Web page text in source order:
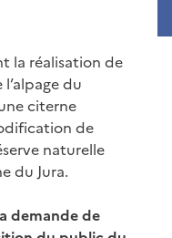
la réalisation de
du
citerne
de
naturelle
du Jura.
demande de